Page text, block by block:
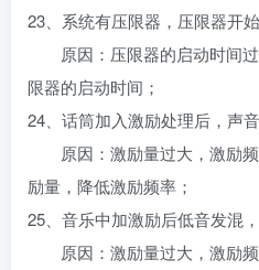
23、系统有压限器，压限器开
原因：压限器的启动时间过
限器的启动时间；
24、话筒加入激励处理后，声
原因：激励量过大，激励频
励量，降低激励频率；
25、音乐中加激励后低音发混
原因：激励量过大，激励频